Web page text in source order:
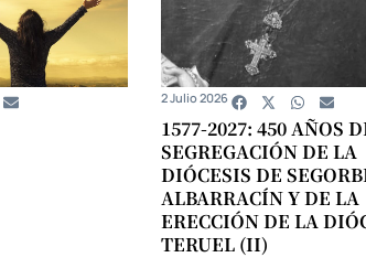
1577-2027: 450 AÑOS
SEGREGACIÓN DE LA
DIÓCESIS DE
ALBARRACÍN Y DE LA
ERECCIÓN DE LA
TERUEL (II)
2 Julio 2026